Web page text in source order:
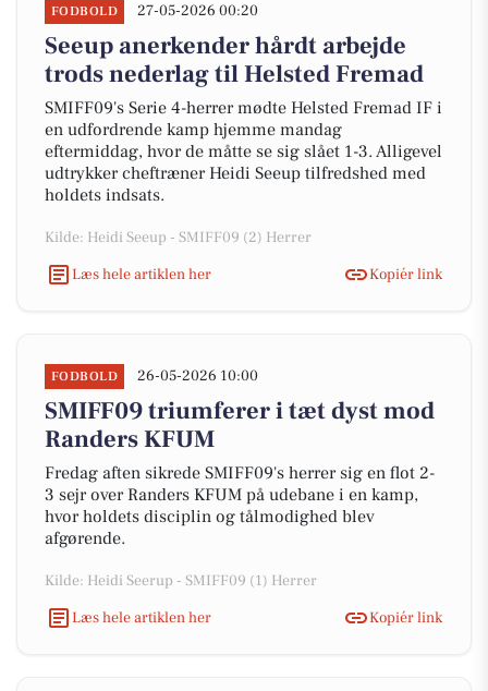
FODBOLD 27-05-2026 00:20
Seeup anerkender hårdt arbejde
trods nederlag til Helsted Fremad
SMIFF09's Serie 4-herrer mødte Helsted Fremad IF i
en udfordrende kamp hjemme mandag
eftermiddag, hvor de måtte se sig slået 1-3. Alligevel
udtrykker cheftræner Heidi Seeup tilfredshed med
holdets indsats.
Kilde: Heidi Seeup - SMIFF09 (2) Herrer
Læs hele artiklen her
Kopiér link
FODBOLD 26-05-2026 10:00
SMIFF09 triumferer i tæt dyst mod
Randers KFUM
Fredag aften sikrede SMIFF09's herrer sig en flot 2-
3 sejr over Randers KFUM på udebane i en kamp,
hvor holdets disciplin og tålmodighed blev
afgørende.
Kilde: Heidi Seerup - SMIFF09 (1) Herrer
Læs hele artiklen her
Kopiér link